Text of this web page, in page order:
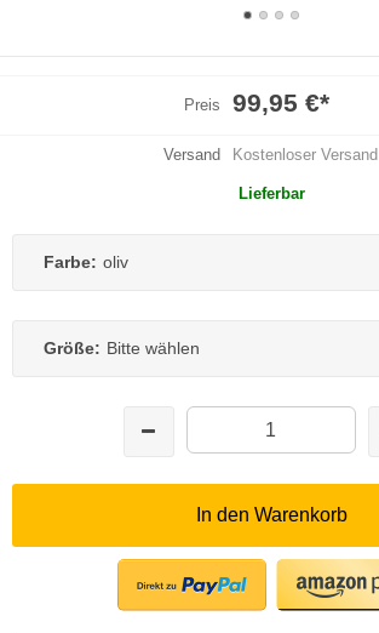
Preis 99,95 €*
Versand Kostenloser Versand
Lieferbar
Farbe: oliv
Größe: Bitte wählen
In den Warenkorb